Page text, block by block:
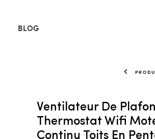
BLOG
Ventilateur De
Thermostat Wifi
Continu Toits En